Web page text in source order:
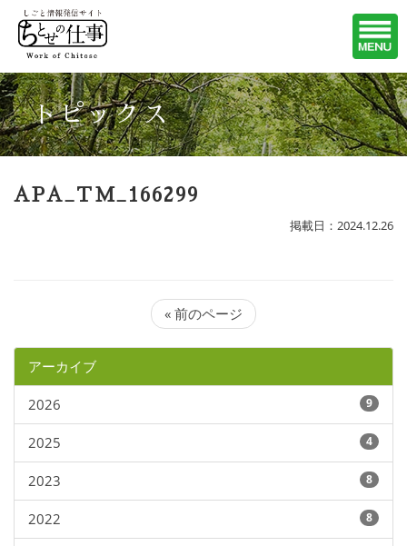
トピックス
APA_TM_166299
掲載日：2024.12.26
« 前のページ
アーカイブ
2026 9
2025 4
2023 8
2022 8